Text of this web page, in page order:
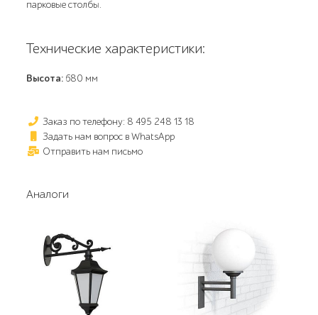
парковые столбы.
Технические характеристики:
Высота: 680 мм
Заказ по телефону: 8 495 248 13 18
Задать нам вопрос в WhatsApp
Отправить нам письмо
Аналоги